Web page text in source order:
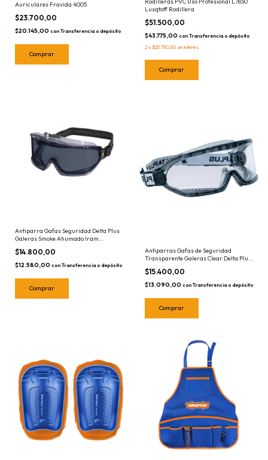
Auriculares Fravida 4005
$23.700,00
$20.145,00 con Transferencia o depósito
Rodilleras PVC Uso Profesional L7850
Lusqtoff Rodillera
$51.500,00
$43.775,00 con Transferencia o depósito
2 x $25.750,00 sin interés
Antiparra Gafas Seguridad Delta Plus
Galeras Smoke Ahumado Iram
DEL10012
$14.800,00
$12.580,00 con Transferencia o depósito
Antiparras Gafas de Seguridad
Transparente Galeras Clear Delta Plus
DEL10009
$15.400,00
$13.090,00 con Transferencia o depósito